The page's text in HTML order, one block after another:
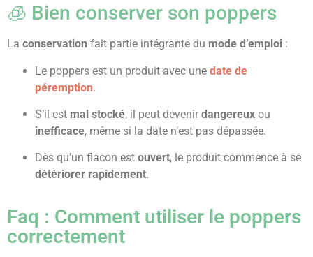
🧊 Bien conserver son poppers
La conservation fait partie intégrante du mode d’emploi :
Le poppers est un produit avec une date de
péremption.
S’il est mal stocké, il peut devenir dangereux ou
inefficace, même si la date n’est pas dépassée.
Dès qu’un flacon est ouvert, le produit commence à se
détériorer rapidement.
Faq : Comment utiliser le poppers
correctement